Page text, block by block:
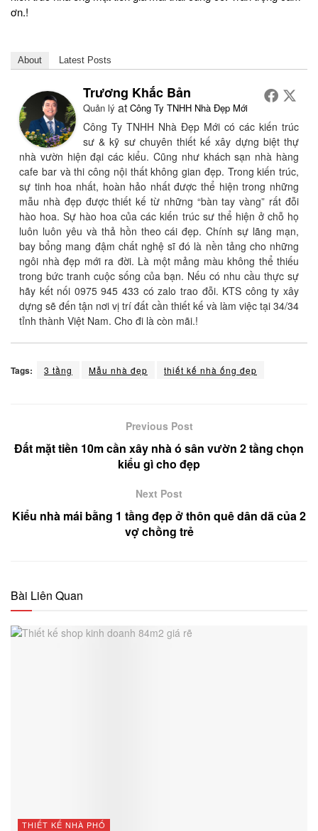
ơn.!
About Latest Posts
Trương Khắc Bản
Quản lý at Công Ty TNHH Nhà Đẹp Mới
Công Ty TNHH Nhà Đẹp Mới có các kiến trúc
sư & kỹ sư chuyên thiết kế xây dựng biệt thự
nhà vườn hiện đại các kiểu. Cũng như khách sạn nhà hàng
cafe bar và thi công nội thất không gian đẹp. Trong kiến trúc,
sự tinh hoa nhất, hoàn hảo nhất được thể hiện trong những
mẫu nhà đẹp được thiết kế từ những “bàn tay vàng” rất đỗi
hào hoa. Sự hào hoa của các kiến trúc sư thể hiện ở chỗ họ
luôn luôn yêu và thả hồn theo cái đẹp. Chính sự lãng mạn,
bay bổng mang đậm chất nghệ sĩ đó là nền tảng cho những
ngôi nhà đẹp mới ra đời. Là một mảng màu không thể thiếu
trong bức tranh cuộc sống của bạn. Nếu có nhu cầu thực sự
hãy kết nối 0975 945 433 có zalo trao đỗi. KTS công ty xây
dựng sẽ đến tận nơi vị trí đất cần thiết kế và làm việc tại 34/34
tỉnh thành Việt Nam. Cho đi là còn mãi.!
Tags: 3 tầng Mẫu nhà đẹp thiết kế nhà ống đẹp
Previous Post
Đất mặt tiền 10m cần xây nhà ó sân vườn 2 tầng chọn
kiểu gì cho đẹp
Next Post
Kiểu nhà mái bằng 1 tầng đẹp ở thôn quê dân dã của 2
vợ chồng trẻ
Bài Liên Quan
THIẾT KẾ NHÀ PHỐ